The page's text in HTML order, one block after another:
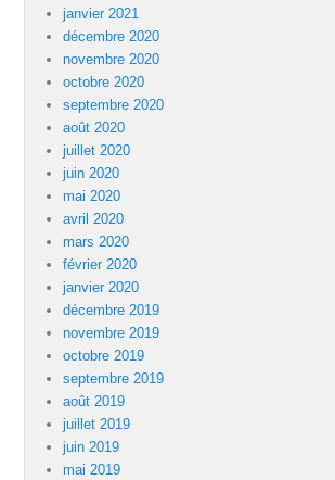
janvier 2021
décembre 2020
novembre 2020
octobre 2020
septembre 2020
août 2020
juillet 2020
juin 2020
mai 2020
avril 2020
mars 2020
février 2020
janvier 2020
décembre 2019
novembre 2019
octobre 2019
septembre 2019
août 2019
juillet 2019
juin 2019
mai 2019